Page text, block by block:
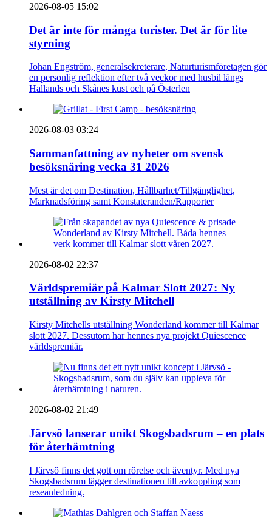
2026-08-05 15:02
Det är inte för många turister. Det är för lite
styrning
Johan Engström, generalsekreterare, Naturturismföretagen gör
en personlig reflektion efter två veckor med husbil längs
Hallands och Skånes kust och på Österlen
2026-08-03 03:24
Sammanfattning av nyheter om svensk
besöksnäring vecka 31 2026
Mest är det om Destination, Hållbarhet/Tillgänglighet,
Marknadsföring samt Konstateranden/Rapporter
2026-08-02 22:37
Världspremiär på Kalmar Slott 2027: Ny
utställning av Kirsty Mitchell
Kirsty Mitchells utställning Wonderland kommer till Kalmar
slott 2027. Dessutom har hennes nya projekt Quiescence
världspremiär.
2026-08-02 21:49
Järvsö lanserar unikt Skogsbadsrum – en plats
för återhämtning
I Järvsö finns det gott om rörelse och äventyr. Med nya
Skogsbadsrum lägger destinationen till avkoppling som
reseanledning.